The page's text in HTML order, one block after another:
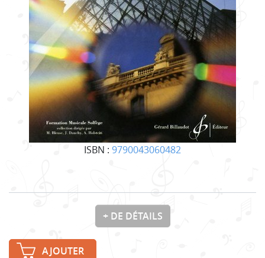
ISBN : 9790043060482
+ DE DÉTAILS
AJOUTER